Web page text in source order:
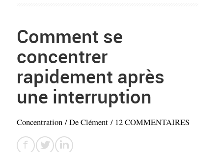
Comment se
concentrer
rapidement après
une interruption
Concentration / DeClément / 12 COMMENTAIRES